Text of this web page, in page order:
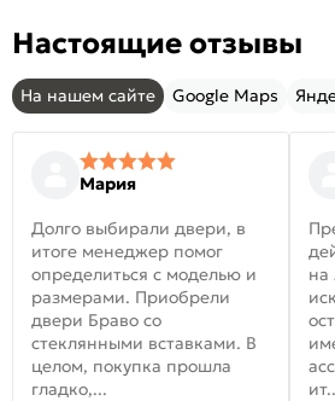
Настоящие отзывы
На нашем сайте Google Maps
Мария
Долго выбирали двери, в
итоге менеджер помог
определиться с моделью и
размерами. Приобрели
двери Браво со
стеклянными вставками. В
целом, покупка прошла
гладко,...
на